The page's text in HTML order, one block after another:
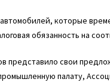
которые
обязанность на
представило свои
палату,